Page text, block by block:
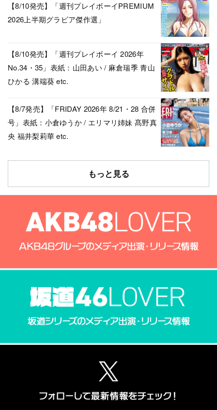
【8/10発売】「週刊プレイボーイPREMIUM
2026上半期グラビア傑作選」
【8/10発売】「週刊プレイボーイ 2026年
No.34・35」表紙：山田あい / 麻倉瑞季 青山
ひかる 溝端葵 etc.
【8/7発売】「FRIDAY 2026年 8/21・28 合併
号」表紙：小倉ゆうか / エリマリ姉妹 髙野真
央 福井梨莉華 etc.
もっと見る